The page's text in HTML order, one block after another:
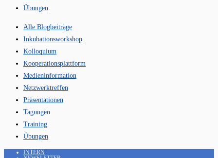
Übungen
Alle Blogbeiträge
Inkubationsworkshop
Kolloquium
Kooperationsplattform
Medieninformation
Netzwerktreffen
Präsentationen
Tagungen
Training
Übungen
INTERN